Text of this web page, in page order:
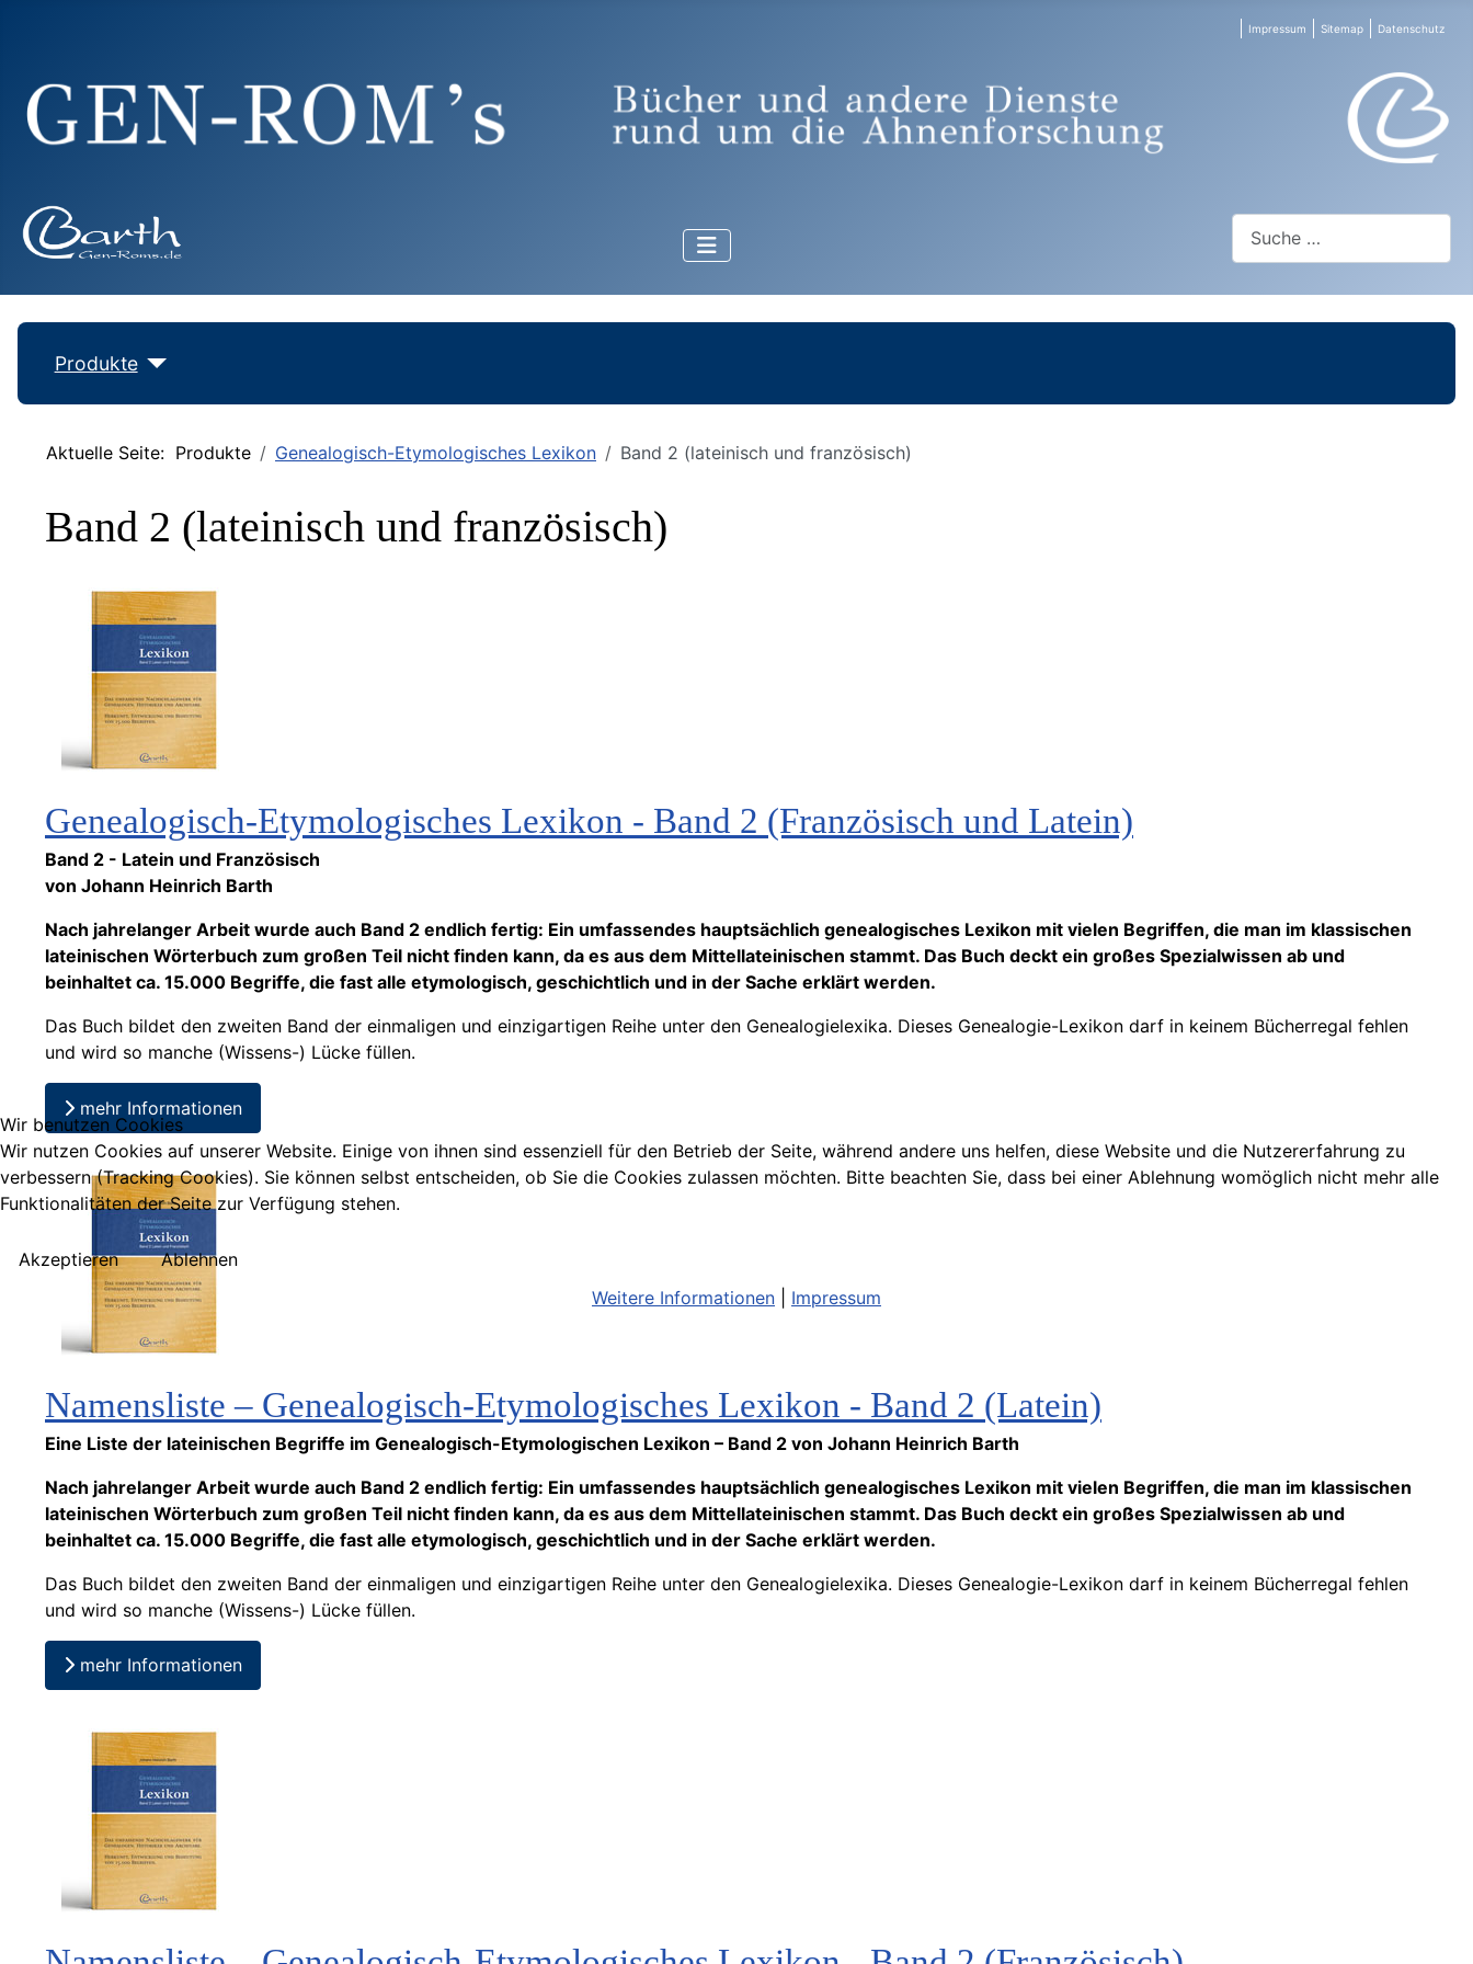
Impressum Sitemap Datenschutz
Produkte
Aktuelle Seite: Produkte Genealogisch-Etymologisches Lexikon Band 2 (lateinisch und französisch)
Band 2 (lateinisch und französisch)
Genealogisch-Etymologisches Lexikon - Band 2 (Französisch und Latein)
Band 2 - Latein und Französisch
von Johann Heinrich Barth
Nach jahrelanger Arbeit wurde auch Band 2 endlich fertig: Ein umfassendes hauptsächlich genealogisches Lexikon mit vielen Begriffen, die man im klassischen
lateinischen Wörterbuch zum großen Teil nicht finden kann, da es aus dem Mittellateinischen stammt. Das Buch deckt ein großes Spezialwissen ab und
beinhaltet ca. 15.000 Begriffe, die fast alle etymologisch, geschichtlich und in der Sache erklärt werden.
Das Buch bildet den zweiten Band der einmaligen und einzigartigen Reihe unter den Genealogielexika. Dieses Genealogie-Lexikon darf in keinem Bücherregal fehlen
und wird so manche (Wissens-) Lücke füllen.
mehr Informationen
Namensliste – Genealogisch-Etymologisches Lexikon - Band 2 (Latein)
Eine Liste der lateinischen Begriffe im Genealogisch-Etymologischen Lexikon – Band 2 von Johann Heinrich Barth
Nach jahrelanger Arbeit wurde auch Band 2 endlich fertig: Ein umfassendes hauptsächlich genealogisches Lexikon mit vielen Begriffen, die man im klassischen
lateinischen Wörterbuch zum großen Teil nicht finden kann, da es aus dem Mittellateinischen stammt. Das Buch deckt ein großes Spezialwissen ab und
beinhaltet ca. 15.000 Begriffe, die fast alle etymologisch, geschichtlich und in der Sache erklärt werden.
Das Buch bildet den zweiten Band der einmaligen und einzigartigen Reihe unter den Genealogielexika. Dieses Genealogie-Lexikon darf in keinem Bücherregal fehlen
und wird so manche (Wissens-) Lücke füllen.
mehr Informationen
Wir benutzen Cookies
Wir nutzen Cookies auf unserer Website. Einige von ihnen sind essenziell für den Betrieb der Seite, während andere uns helfen, diese Website und die Nutzererfahrung zu
verbessern (Tracking Cookies). Sie können selbst entscheiden, ob Sie die Cookies zulassen möchten. Bitte beachten Sie, dass bei einer Ablehnung womöglich nicht mehr alle
Funktionalitäten der Seite zur Verfügung stehen.
Akzeptieren
Ablehnen
Weitere Informationen
Impressum